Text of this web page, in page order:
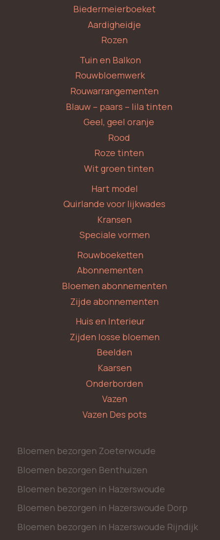
Biedermeierboeket
Aardigheidje
Rozen
Tuin en Balkon
Rouwbloemwerk
Rouwarrangementen
Blauw – paars – lila tinten
Geel, geel oranje
Rood
Roze tinten
Wit groen tinten
Hart model
Quirlande voor lijkwades
Kransen
Speciale vormen
Rouwboeketten
Abonnementen
Bloemen abonnementen
Zijde abonnementen
Huis en Interieur
Zijden losse bloemen
Beelden
Kaarsen
Onderborden
Vazen
Vazen Des pots
Bloemen bezorgen Zoeterwoude
Bloemen bezorgen Benthuizen
Bloemen bezorgen in Hazerswoude
Bloemen bezorgen in Hazerswoude Dorp
Bloemen bezorgen in Hazerswoude Rijndijk